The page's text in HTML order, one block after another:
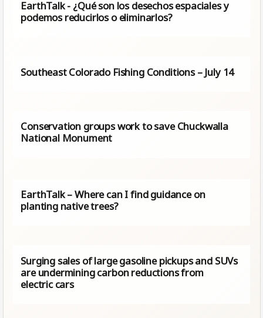
EarthTalk - ¿Qué son los desechos espaciales y
podemos reducirlos o eliminarlos?
Southeast Colorado Fishing Conditions – July 14
Conservation groups work to save Chuckwalla
National Monument
EarthTalk – Where can I find guidance on
planting native trees?
Surging sales of large gasoline pickups and SUVs
are undermining carbon reductions from
electric cars